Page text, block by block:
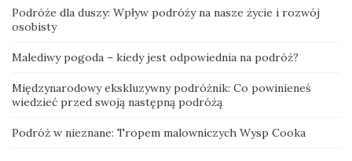
Podróże dla duszy: Wpływ podróży na nasze życie i rozwój
osobisty
Malediwy pogoda – kiedy jest odpowiednia na podróż?
Międzynarodowy ekskluzywny podróżnik: Co powinieneś
wiedzieć przed swoją następną podróżą
Podróż w nieznane: Tropem malowniczych Wysp Cooka